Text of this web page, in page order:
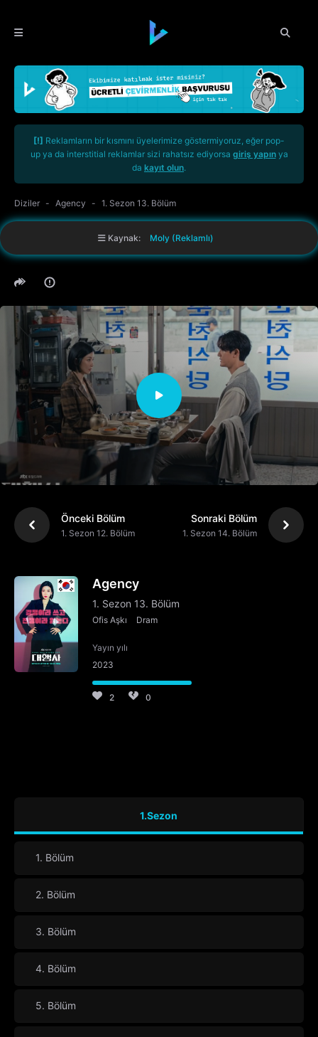
[!] Reklamların bir kısmını üyelerimize göstermiyoruz, eğer pop-
up ya da interstitial reklamlar sizi rahatsız ediyorsa giriş yapınya
da kayıt olun.
Diziler Agency 1. Sezon 13. Bölüm
Kaynak: Moly (Reklamlı)
Önceki Bölüm
1. Sezon 12. Bölüm
Sonraki Bölüm
1. Sezon 14. Bölüm
Agency
1. Sezon 13. Bölüm
Ofis Aşkı Dram
Yayın yılı
2023
2 0
1.Sezon
1. Bölüm
2. Bölüm
3. Bölüm
4. Bölüm
5. Bölüm